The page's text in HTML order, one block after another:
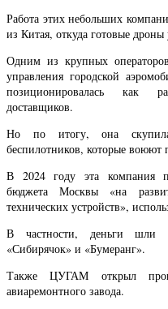
Работа этих небольших
из Китая, откуда готовые
Одним из крупных
управления городской
позиционировалась как
доставщиков.
Но по итогу, она
беспилотников, которые воюют
В 2024 году эта компания
бюджета Москвы «на
технических устройств»,
В частности, деньги шли
«Сибирячок» и «Бумеранг».
Также ЦУГАМ открыл
авиаремонтного завода.